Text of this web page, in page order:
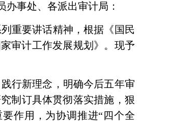
事处、各派出审计局：
重要讲话精神，根据《国民
审计工作发展规划》。现予
行新理念，明确今后五年审
制订具体贯彻落实措施，狠
作用，为协调推进“四个全